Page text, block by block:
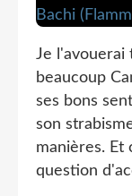
Je l'avouerai
beaucoup
ses bons
son
manières. Et
question